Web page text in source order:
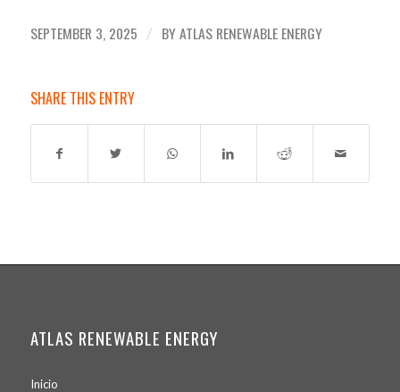
SEPTEMBER 3, 2025 / BYATLAS RENEWABLE ENERGY
SHARE THIS ENTRY
ATLAS RENEWABLE ENERGY
Inicio